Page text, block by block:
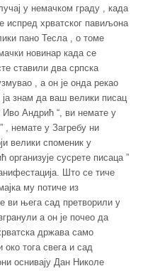
у немачком граду , када
испред хрватског павиљона
пано Тесла , о томе
новинар када се
ставили два српска
, а он је онда рекао
знам да ваш велики писац
Андрић “, ви немате у
, немате у Загребу ни
велики споменик у
сусрете писаца ”
Што се тиче
му потиче из
ви њега сад претворили у
а он је почео да
држава само
око тога свега и сад
оснивају Дан Николе